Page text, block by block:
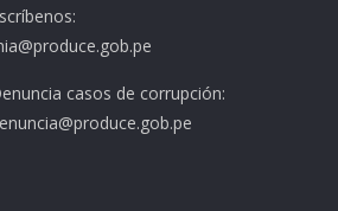
casos de corrupción: